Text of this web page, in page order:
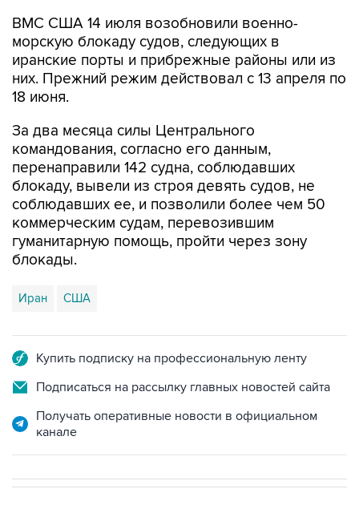
ВМС США 14 июля возобновили военно-
морскую блокаду судов, следующих в
иранские порты и прибрежные районы или из
них. Прежний режим действовал с 13 апреля по
18 июня.
За два месяца силы Центрального
командования, согласно его данным,
перенаправили 142 судна, соблюдавших
блокаду, вывели из строя девять судов, не
соблюдавших ее, и позволили более чем 50
коммерческим судам, перевозившим
гуманитарную помощь, пройти через зону
блокады.
Иран США
Купить подписку на профессиональную ленту
Подписаться на рассылку главных новостей сайта
Получать оперативные новости в официальном
канале